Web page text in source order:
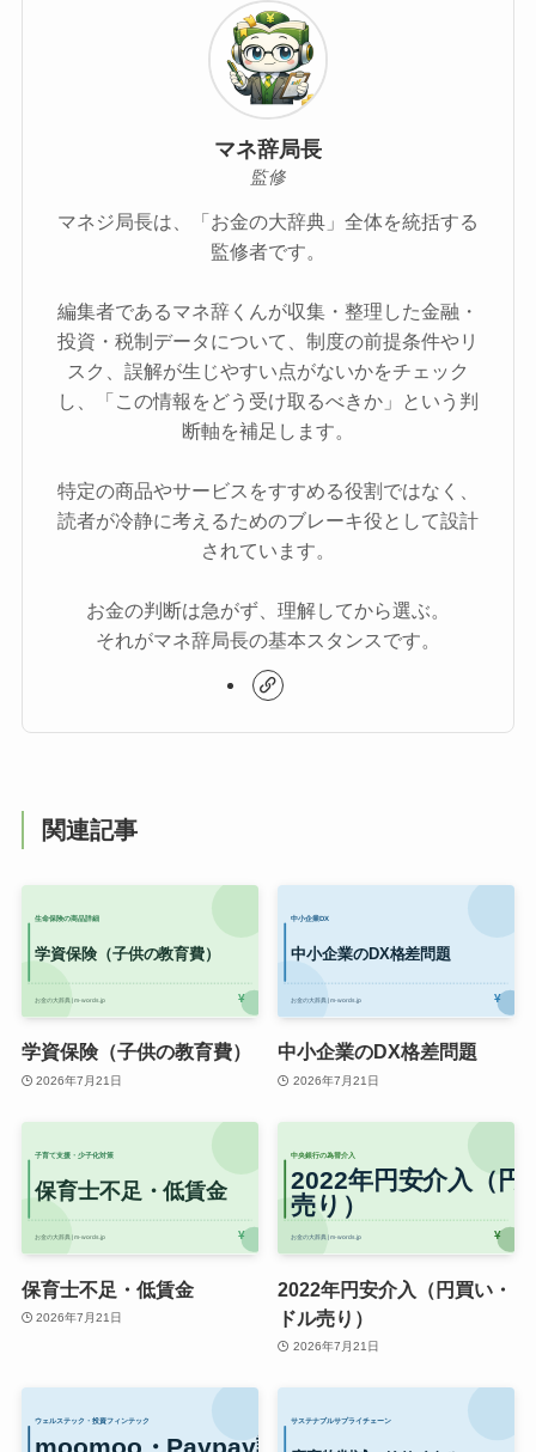
マネ辞局長
監修
マネジ局長は、「お金の大辞典」全体を統括する
監修者です。
編集者であるマネ辞くんが収集・整理した金融・
投資・税制データについて、制度の前提条件やリ
スク、誤解が生じやすい点がないかをチェック
し、「この情報をどう受け取るべきか」という判
断軸を補足します。
特定の商品やサービスをすすめる役割ではなく、
読者が冷静に考えるためのブレーキ役として設計
されています。
お金の判断は急がず、理解してから選ぶ。
それがマネ辞局長の基本スタンスです。
関連記事
学資保険（子供の教育費）
2026年7月21日
中小企業のDX格差問題
2026年7月21日
保育士不足・低賃金
2026年7月21日
2022年円安介入（円買い・
ドル売り）
2026年7月21日